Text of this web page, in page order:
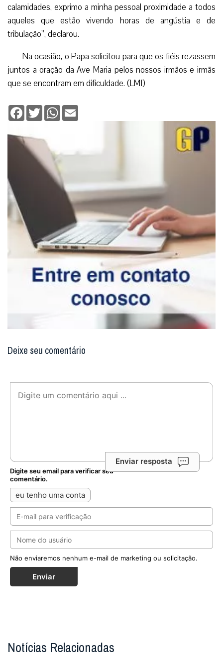
calamidades, exprimo a minha pessoal proximidade a todos
aqueles que estão vivendo horas de angústia e de
tribulação”, declarou.
Na ocasião, o Papa solicitou para que os fiéis rezassem
juntos a oração da Ave Maria pelos nossos irmãos e irmãs
que se encontram em dificuldade. (LMI)
Facebook
TwitterWhatsApp
Deixe seu comentário
Enviar resposta
Digite seu email para verificar seu
comentário.
eu tenho uma conta
Não enviaremos nenhum e-mail de marketing ou solicitação.
Enviar
Notícias Relacionadas